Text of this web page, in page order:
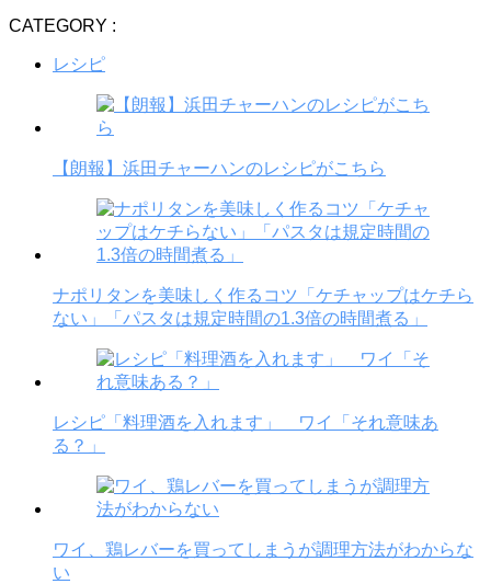
CATEGORY :
レシピ
【朗報】浜田チャーハンのレシピがこちら
ナポリタンを美味しく作るコツ「ケチャップはケチら
ない」「パスタは規定時間の1.3倍の時間煮る」
レシピ「料理酒を入れます」 ワイ「それ意味あ
る？」
ワイ、鶏レバーを買ってしまうが調理方法がわからな
い